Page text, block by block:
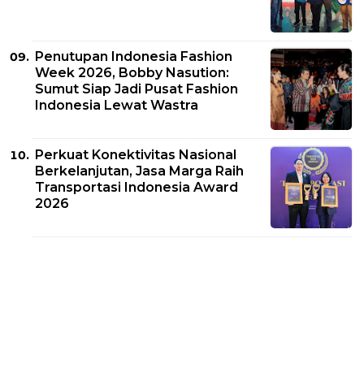
Penutupan Indonesia Fashion
Week 2026, Bobby Nasution:
Sumut Siap Jadi Pusat Fashion
Indonesia Lewat Wastra
Perkuat Konektivitas Nasional
Berkelanjutan, Jasa Marga Raih
Transportasi Indonesia Award
2026